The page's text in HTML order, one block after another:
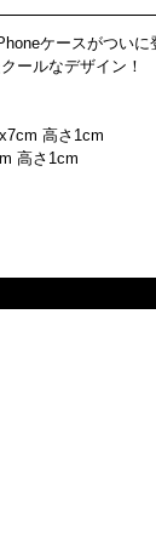
ケースがついに
ールなデザイン！
高さ1cm
高さ1cm